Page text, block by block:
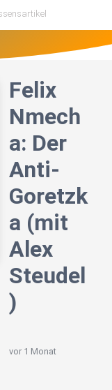
Felix
Nmech
a: Der
Anti-
Goretzk
a (mit
Alex
Steudel
)
vor 1 Monat